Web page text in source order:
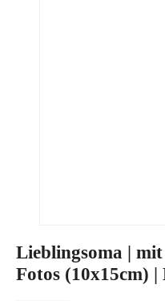
Lieblingsoma |
Fotos (10x15cm)